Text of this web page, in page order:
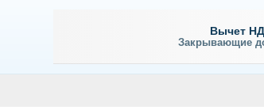
Вычет
Закрывающие